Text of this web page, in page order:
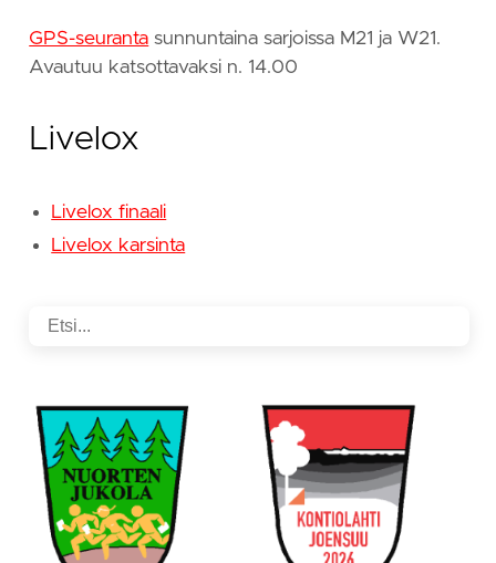
GPS-seuranta sunnuntaina sarjoissa M21 ja W21.
Avautuu katsottavaksi n. 14.00
Livelox
Livelox finaali
Livelox karsinta